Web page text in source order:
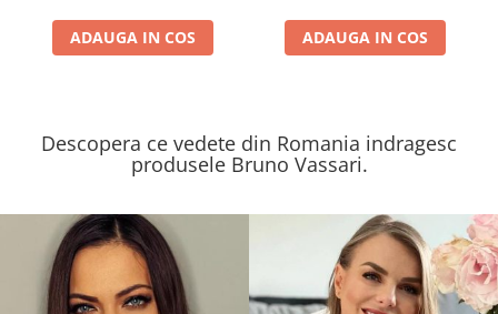
ADAUGA IN COS ADAUGA IN COS
Descopera ce vedete din Romania indragesc
produsele Bruno Vassari.